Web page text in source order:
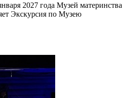
2027 года Музей материнства
Экскурсия по Музею